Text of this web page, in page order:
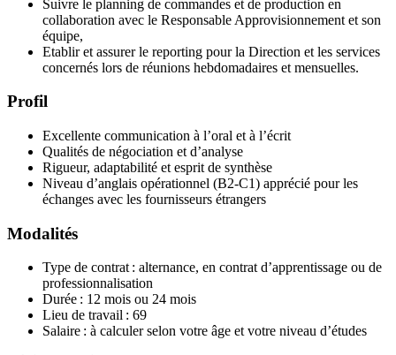
Suivre le planning de commandes et de production en
collaboration avec le Responsable Approvisionnement et son
équipe,
Etablir et assurer le reporting pour la Direction et les services
concernés lors de réunions hebdomadaires et mensuelles.
Profil
Excellente communication à l’oral et à l’écrit
Qualités de négociation et d’analyse
Rigueur, adaptabilité et esprit de synthèse
Niveau d’anglais opérationnel (B2-C1) apprécié pour les
échanges avec les fournisseurs étrangers
Modalités
Type de contrat : alternance, en contrat d’apprentissage ou de
professionnalisation
Durée : 12 mois ou 24 mois
Lieu de travail : 69
Salaire : à calculer selon votre âge et votre niveau d’études